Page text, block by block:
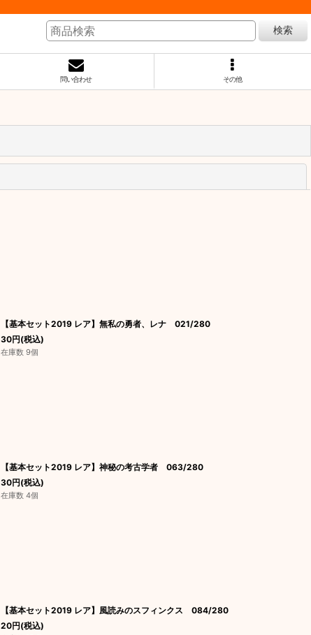
検索
問い合わせ その他
【基本セット2019 レア】無私の勇者、レナ 021/280
30円(税込)
在庫数 9個
【基本セット2019 レア】神秘の考古学者 063/280
30円(税込)
在庫数 4個
【基本セット2019 レア】風読みのスフィンクス 084/280
20円(税込)